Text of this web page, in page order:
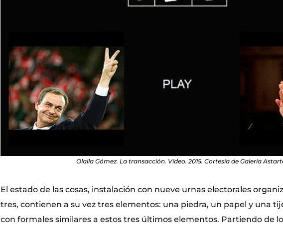
Olalla Gómez. La transacción. Vídeo. 2015. Cortesía de Galería
El estado de las cosas, instalación con nueve urnas electorales
tres, contienen a su vez tres elementos: una piedra, un papel y una
con formales similares a estos tres últimos elementos. Partiendo de